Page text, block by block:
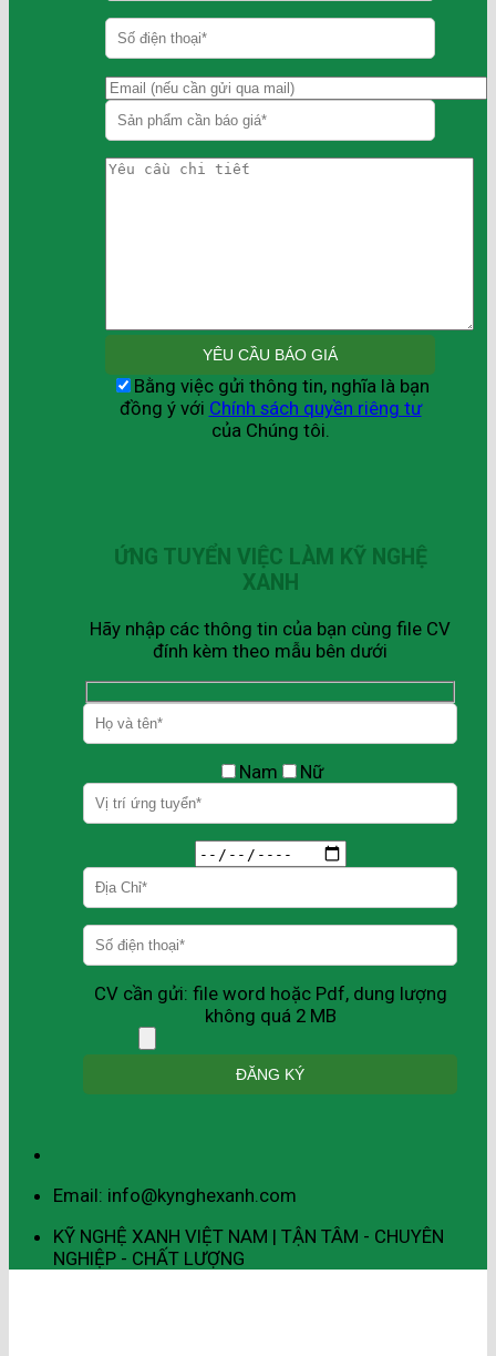
Bằng việc gửi thông tin, nghĩa là bạn
đồng ý với Chính sách quyền riêng tư
của Chúng tôi.
ỨNG TUYỂN VIỆC LÀM KỸ NGHỆ
XANH
Hãy nhập các thông tin của bạn cùng file CV
đính kèm theo mẫu bên dưới
Nam Nữ
CV cần gửi: file word hoặc Pdf, dung lượng
không quá 2 MB
Email: info@kynghexanh.com
KỸ NGHỆ XANH VIỆT NAM | TẬN TÂM - CHUYÊN
NGHIỆP - CHẤT LƯỢNG